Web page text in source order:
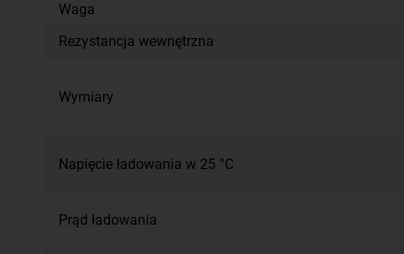
Waga
Rezystancja wewnętrzna
Wymiary
Napięcie ładowania w 25 °C
Prąd ładowania